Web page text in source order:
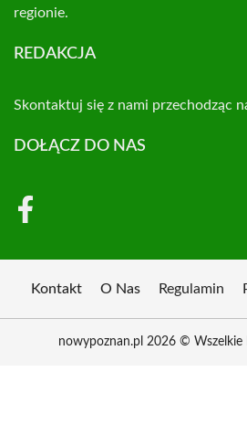
regionie.
REDAKCJA
Skontaktuj się z nami przechodząc
DOŁĄCZ DO NAS
Kontakt O Nas Regulamin
nowypoznan.pl 2026 © Wszelkie